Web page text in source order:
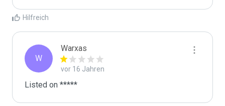
Hilfreich
W
Warxas
vor 16 Jahren
Listed on *****